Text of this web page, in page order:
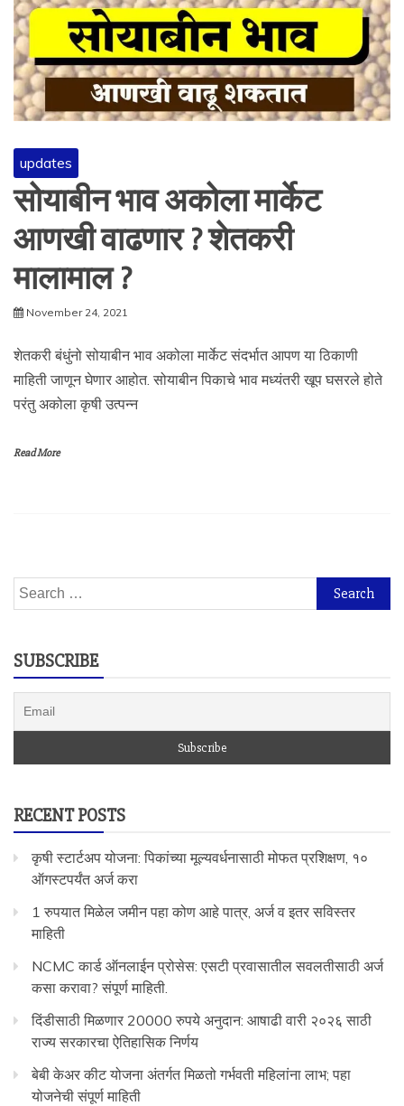
updates
सोयाबीन भाव अकोला मार्केट
आणखी वाढणार ? शेतकरी
मालामाल ?
November 24, 2021
शेतकरी बंधुंनो सोयाबीन भाव अकोला मार्केट संदर्भात आपण या ठिकाणी
माहिती जाणून घेणार आहोत. सोयाबीन पिकाचे भाव मध्यंतरी खूप घसरले होते
परंतु अकोला कृषी उत्पन्न
Read More
Search
for:
SUBSCRIBE
RECENT POSTS
कृषी स्टार्टअप योजना: पिकांच्या मूल्यवर्धनासाठी मोफत प्रशिक्षण, १०
ऑगस्टपर्यंत अर्ज करा
1 रुपयात मिळेल जमीन पहा कोण आहे पात्र, अर्ज व इतर सविस्तर
माहिती
NCMC कार्ड ऑनलाईन प्रोसेस: एसटी प्रवासातील सवलतीसाठी अर्ज
कसा करावा? संपूर्ण माहिती.
दिंडीसाठी मिळणार 20000 रुपये अनुदान: आषाढी वारी २०२६ साठी
राज्य सरकारचा ऐतिहासिक निर्णय
बेबी केअर कीट योजना अंतर्गत मिळतो गर्भवती महिलांना लाभ; पहा
योजनेची संपूर्ण माहिती